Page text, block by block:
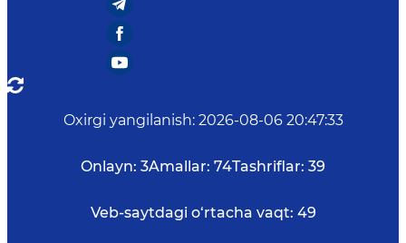
Oxirgi yangilanish: 2026-08-06 20:47:33
Onlayn: 3Amallar: 74Tashriflar: 39
Veb-saytdagi o‘rtacha vaqt: 49